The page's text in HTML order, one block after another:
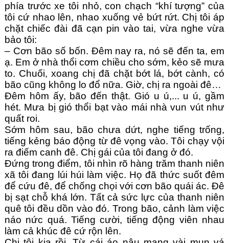
phía trước xe tôi nhỏ, con chạch “khí tượng” của
tôi cứ nhao lên, nhao xuống vẻ bứt rứt. Chị tôi áp
chặt chiếc đài đã cạn pin vào tai, vừa nghe vừa
bảo tôi:
– Cơn bão số bốn. Đêm nay ra, nó sẽ đến ta, em
ạ. Em ở nhà thổi cơm chiều cho sớm, kẻo sẽ mưa
to. Chuối, xoang chị đã chặt bớt lá, bớt cành, có
bão cũng không lo đổ nữa. Giờ, chị ra ngoài đê…
Đêm hôm ấy, bão đến thật. Gió u ú,... u ú, gầm
hét. Mưa bị gió thổi bạt vào mái nhà vun vút như
quất roi.
Sớm hôm sau, bão chưa dứt, nghe tiếng trống,
tiếng kẻng báo động từ đê vọng vào. Tôi chạy vội
ra điếm canh đê. Chị gái của tôi đang ở đó.
Đứng trong điểm, tôi nhìn rõ hàng trăm thanh niên
xã tôi đang lúi húi làm việc. Họ đã thức suốt đêm
để cứu đê, để chống chọi với cơn bão quái ác. Đê
bị sạt chỗ khá lớn. Tất cả sức lực của thanh niên
quê tôi đều dồn vào đó. Trong bão, cảnh làm việc
náo nức quá. Tiếng cười, tiếng động viên nhau
làm cả khúc đê cứ rộn lên.